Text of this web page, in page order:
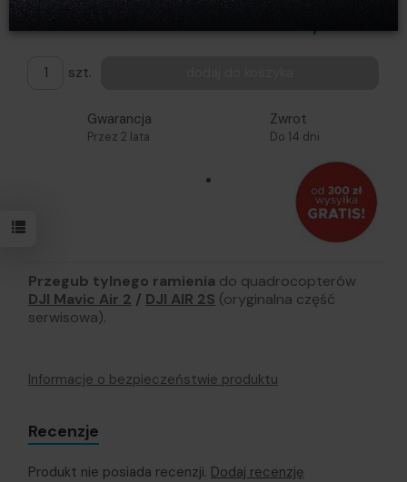
75,00 zł
szt.
Gwarancja
Przez 2 lata
Zwrot
Do 14 dni
Przegub tylnego ramienia do quadrocopterów
DJI Mavic Air 2 / DJI AIR 2S (oryginalna część
serwisowa).
Informacje o bezpieczeństwie produktu
Recenzje
Produkt nie posiada recenzji. Dodaj recenzję